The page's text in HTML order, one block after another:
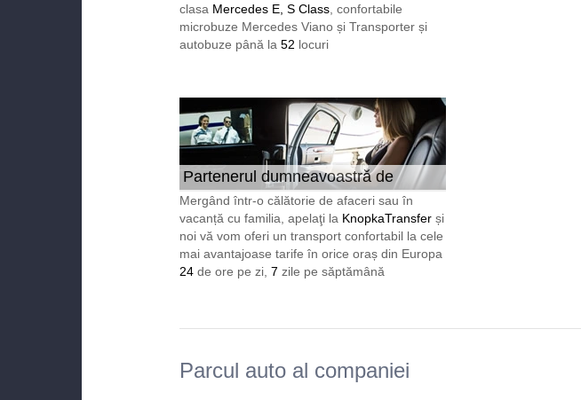
clasa Mercedes E, S Class , confortabile
microbuze Mercedes Viano și Transporter și
autobuze până la 52 locuri
Partenerul dumneavoastră de
încredere în Europa 24/7
Mergând într-o călătorie de afaceri sau în
vacanță cu familia, apelaţi la KnopkaTransfer și
noi vă vom oferi un transport confortabil la cele
mai avantajoase tarife în orice oraș din Europa
24 de ore pe zi, 7 zile pe săptămână
Parcul auto al companiei